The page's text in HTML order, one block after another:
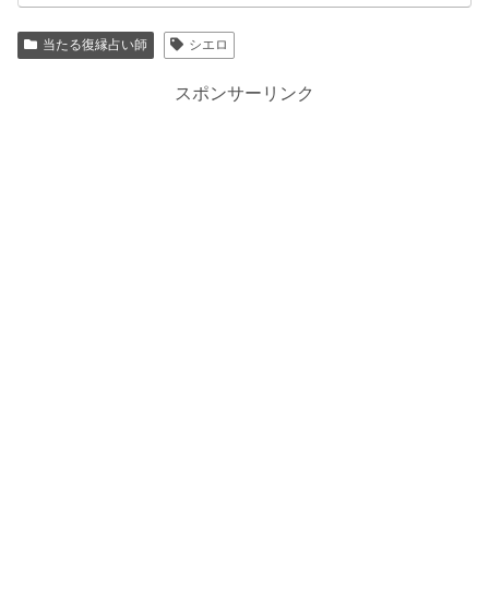
当たる復縁占い師 シエロ
スポンサーリンク